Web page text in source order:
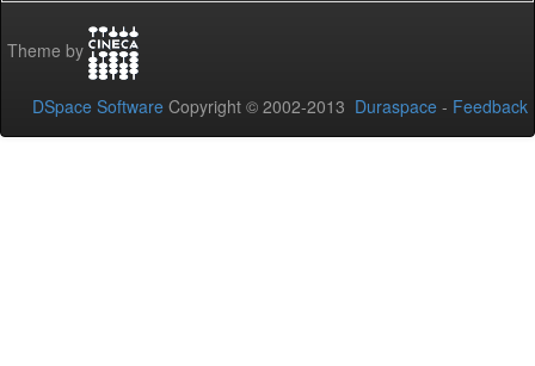
Theme by
DSpace Software Copyright © 2002-2013 Duraspace - Feedback